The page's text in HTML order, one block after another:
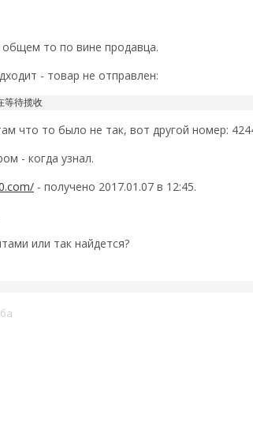
то по вине продавца.
- товар не отправлен:
等待揽收
что то было не так, вот другой номер:
- когда узнал.
- получено 2017.01.07 в 12:45.
или так найдется?